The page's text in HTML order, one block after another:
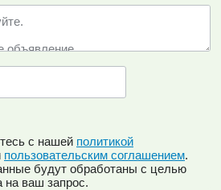
с нашей политикой
пользовательским соглашением.
будут обработаны с целью
на ваш запрос.